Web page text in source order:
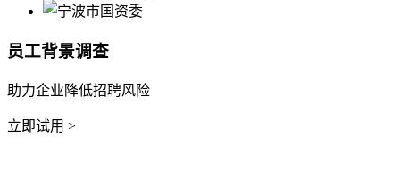
员工背景调查
助力企业降低招聘风险
立即试用 >